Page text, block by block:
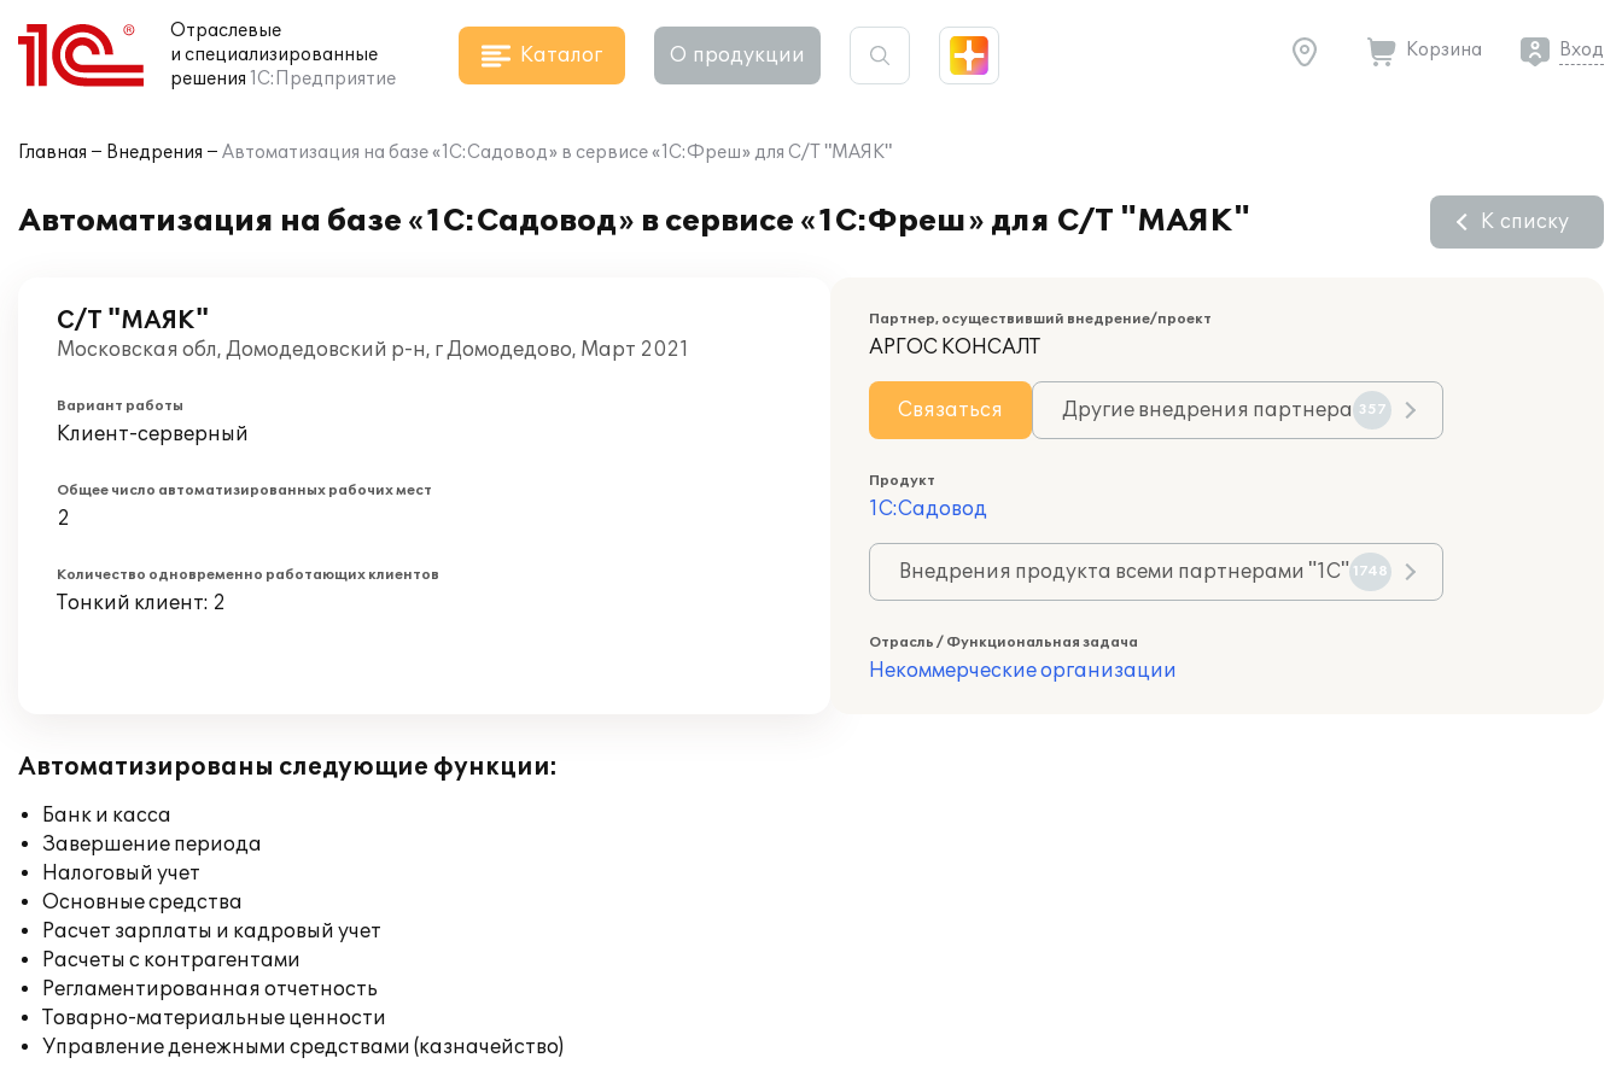
Отраслевые
и специализированные
решения 1С:Предприятие
Каталог О продукции Корзина Вход
Главная Внедрения Автоматизация на базе «1C:Садовод» в сервисе «1С:Фреш» для С/Т "МАЯК"
Автоматизация на базе «1C:Садовод» в сервисе «1С:Фреш» для С/Т "МАЯК" К списку
С/Т "МАЯК"
Московская обл, Домодедовский р-н, г Домодедово, Март 2021
Вариант работы
Клиент-серверный
Общее число автоматизированных рабочих мест
2
Количество одновременно работающих клиентов
Тонкий клиент: 2
Партнер, осуществивший внедрение/проект
АРГОС КОНСАЛТ
Связаться Другие внедрения партнера 357
Продукт
1С:Садовод
Внедрения продукта всеми партнерами "1С" 1748
Отрасль / Функциональная задача
Некоммерческие организации
Автоматизированы следующие функции:
Банк и касса
Завершение периода
Налоговый учет
Основные средства
Расчет зарплаты и кадровый учет
Расчеты с контрагентами
Регламентированная отчетность
Товарно-материальные ценности
Управление денежными средствами (казначейство)